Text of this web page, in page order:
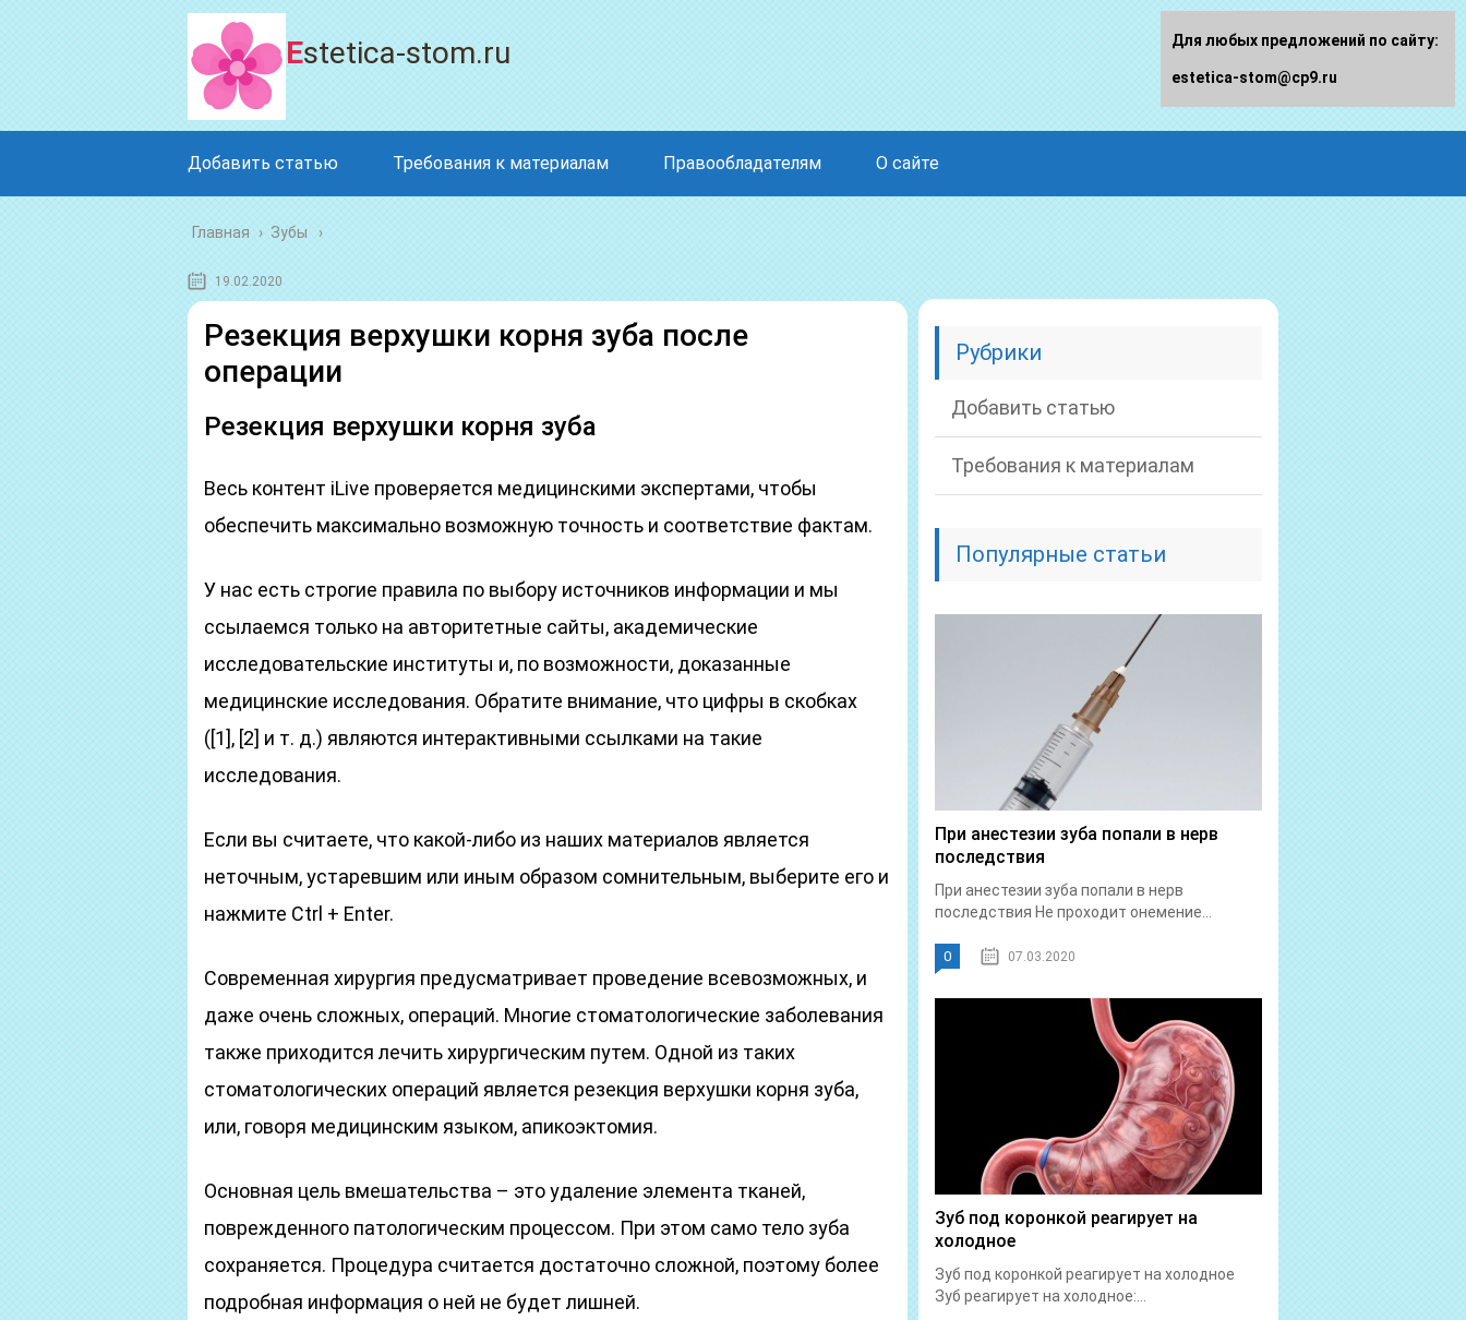
Estetica-stom.ru
Добавить статью Требования к материалам Правообладателям О сайте
Главная › Зубы
19.02.2020
Резекция верхушки корня зуба после
операции
Резекция верхушки корня зуба
Весь контент iLive проверяется медицинскими экспертами, чтобы
обеспечить максимально возможную точность и соответствие фактам.
У нас есть строгие правила по выбору источников информации и мы
ссылаемся только на авторитетные сайты, академические
исследовательские институты и, по возможности, доказанные
медицинские исследования. Обратите внимание, что цифры в скобках
([1], [2] и т. д.) являются интерактивными ссылками на такие
исследования.
Если вы считаете, что какой-либо из наших материалов является
неточным, устаревшим или иным образом сомнительным, выберите его и
нажмите Ctrl + Enter.
Современная хирургия предусматривает проведение всевозможных, и
даже очень сложных, операций. Многие стоматологические заболевания
также приходится лечить хирургическим путем. Одной из таких
стоматологических операций является резекция верхушки корня зуба,
или, говоря медицинским языком, апикоэктомия.
Основная цель вмешательства – это удаление элемента тканей,
поврежденного патологическим процессом. При этом само тело зуба
сохраняется. Процедура считается достаточно сложной, поэтому более
подробная информация о ней не будет лишней.
Рубрики
Добавить статью
Требования к материалам
Популярные статьи
При анестезии зуба попали в нерв
последствия
При анестезии зуба попали в нерв
последствия Не проходит онемение...
0 07.03.2020
Зуб под коронкой реагирует на
холодное
Зуб под коронкой реагирует на холодное
Зуб реагирует на холодное:...
Для любых предложений по сайту:
estetica-stom@cp9.ru